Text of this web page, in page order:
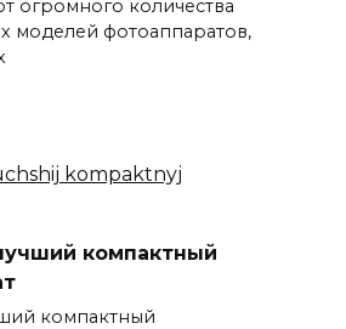
огромного количества
моделей фотоаппаратов,
компактный
компактный